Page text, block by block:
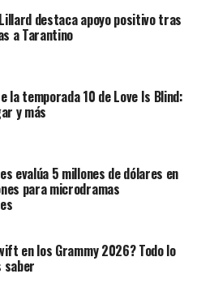
destaca apoyo positivo tras
a Tarantino
la temporada 10 de Love Is Blind:
y más
evalúa 5 millones de dólares en
para microdramas
en los Grammy 2026? Todo lo
saber